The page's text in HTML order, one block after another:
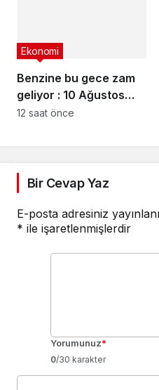
Benzine bu gece zam
geliyor : 10 Ağustos
2026 güncel akaryakıt
Ekonomi
12 saat önce
Bir Cevap Yaz
E-posta adresiniz
* ile işaretlenmişlerdir
Yorumunuz*
0/30 karakter